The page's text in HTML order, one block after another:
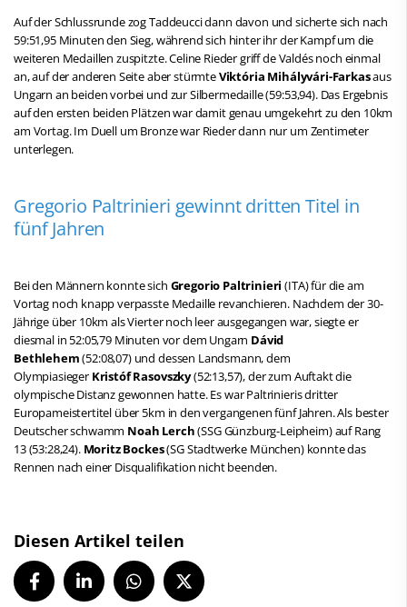
Auf der Schlussrunde zog Taddeucci dann davon und sicherte sich nach
59:51,95 Minuten den Sieg, während sich hinter ihr der Kampf um die
weiteren Medaillen zuspitzte. Celine Rieder griff de Valdés noch einmal
an, auf der anderen Seite aber stürmteViktória Mihályvári-Farkasaus
Ungarn an beiden vorbei und zur Silbermedaille (59:53,94). Das Ergebnis
auf den ersten beiden Plätzen war damit genau umgekehrt zu den 10km
am Vortag. Im Duell um Bronze war Rieder dann nur um Zentimeter
unterlegen.
Gregorio Paltrinieri gewinnt dritten Titel in
fünf Jahren
Bei den Männern konnte sich Gregorio Paltrinieri (ITA) für die am
Vortag noch knapp verpasste Medaille revanchieren. Nachdem der 30-
Jährige über 10km als Vierter noch leer ausgegangen war, siegte er
diesmal in 52:05,79 Minuten vor dem Ungarn Dávid
Bethlehem(52:08,07) und dessen Landsmann, dem
Olympiasieger Kristóf Rasovszky(52:13,57), der zum Auftakt die
olympische Distanz gewonnen hatte. Es war Paltrinieris dritter
Europameistertitel über 5km in den vergangenen fünf Jahren. Als bester
Deutscher schwamm Noah Lerch(SSG Günzburg-Leipheim) auf Rang
13 (53:28,24). Moritz Bockes(SG Stadtwerke München) konnte das
Rennen nach einer Disqualifikation nicht beenden.
Diesen Artikel teilen